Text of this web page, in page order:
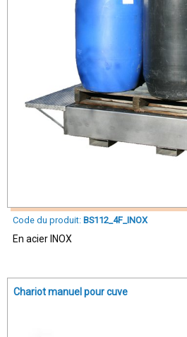
Code du produit: BS112_4F_INOX
En acier INOX
Chariot manuel pour cuve